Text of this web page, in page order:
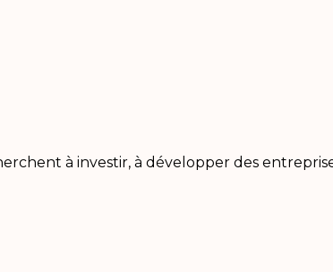
à investir, à développer des